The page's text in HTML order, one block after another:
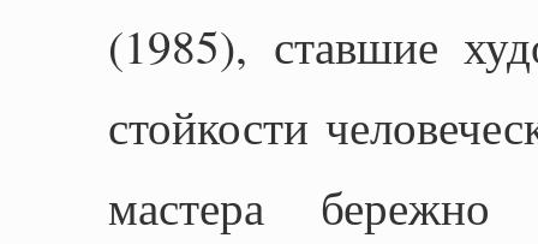
(1985), ставшие
стойкости
мастера